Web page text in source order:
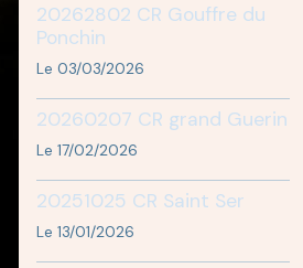
20262802 CR Gouffre du
Ponchin
Le 03/03/2026
20260207 CR grand Guerin
Le 17/02/2026
20251025 CR Saint Ser
Le 13/01/2026